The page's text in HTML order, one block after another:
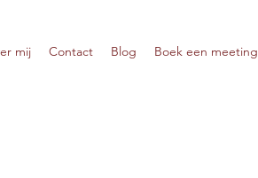
mij Contact Blog Boek een meeting